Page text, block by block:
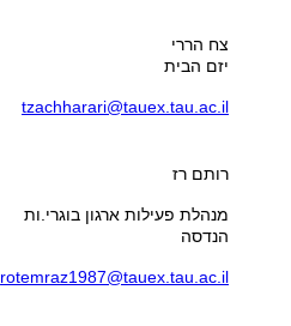
צח הררי
יזם הבית
tzachharari@tauex.tau.ac.il
רותם רז
מנהלת פעילות ארגון בוגרי.ות
הנדסה
rotemraz1987@tauex.tau.ac.il